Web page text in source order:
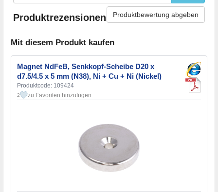
Produktrezensionen Produktbewertung abgeben
Mit diesem Produkt kaufen
Magnet NdFeB, Senkkopf-Scheibe D20 x
d7.5/4.5 x 5 mm (N38), Ni + Cu + Ni (Nickel)
Produktcode: 109424
2 zu Favoriten hinzufügen